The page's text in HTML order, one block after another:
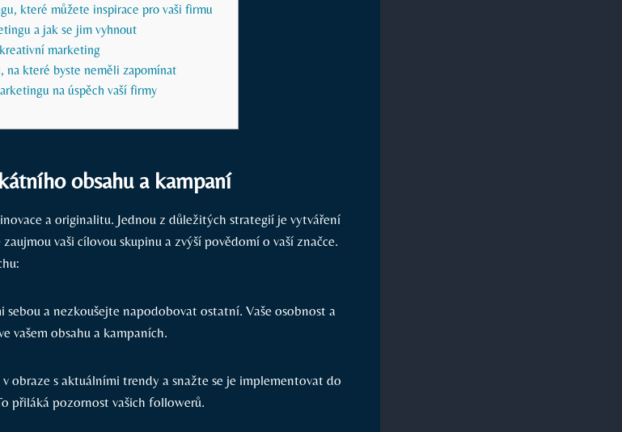
které můžete ‌inspirace pro vaši ⁣firmu
a jak⁢ se jim vyhnout
marketing
které ‍byste neměli zapomínat
na ⁣úspěch vaší firmy
obsahu a kampaní
a originalitu. Jednou⁤ z důležitých⁤ strategií je vytváření​
vaši cílovou skupinu a zvýší povědomí o‍ vaší značce.
sebou a ⁤nezkoušejte napodobovat‍ ostatní. Vaše osobnost a‍
vašem obsahu​ a⁤ kampaních.
obraze s aktuálními​ trendy a⁣ snažte se je implementovat do
přiláká pozornost‍ vašich followerů.